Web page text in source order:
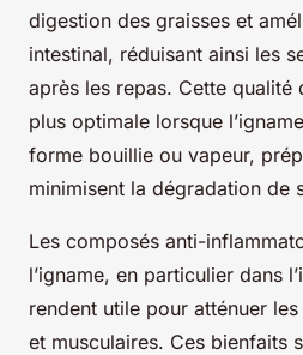
digestion des graisses et
intestinal, réduisant ainsi les
après les repas. Cette qualité
plus optimale lorsque
forme bouillie ou vapeur,
minimisent la dégradation de
Les composés anti-
l’igname, en particulier dans
rendent utile pour atténuer
et musculaires. Ces bienfaits